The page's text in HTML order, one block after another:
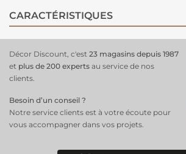
CARACTÉRISTIQUES
Décor Discount, c'est 23 magasins depuis 1987
et plus de 200 experts au service de nos
clients.
Besoin d’un conseil ?
Notre service clients est à votre écoute pour
vous accompagner dans vos projets.